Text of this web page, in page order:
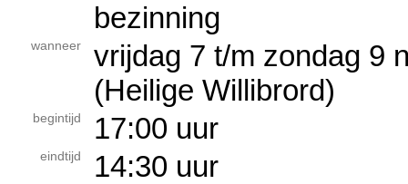
bezinning
wanneer
vrijdag 7 t/m zondag
(Heilige Willibrord)
begintijd 17:00 uur
eindtijd 14:30 uur